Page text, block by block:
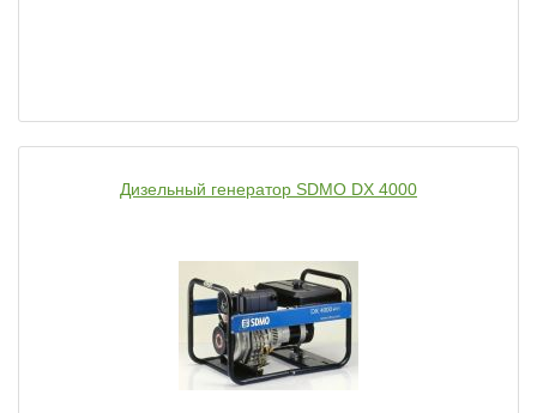
Дизельный генератор SDMO DX 4000